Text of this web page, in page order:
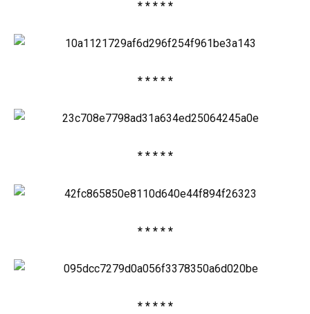
* * * * *
* * * * *
* * * * *
* * * * *
* * * * *